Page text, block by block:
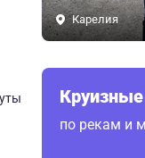
Карелия
по рекам и